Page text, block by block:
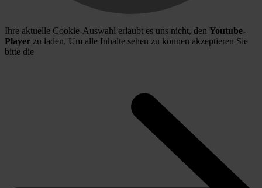
Ihre aktuelle Cookie-Auswahl erlaubt es uns nicht, den Youtube-
Player zu laden. Um alle Inhalte sehen zu können akzeptieren Sie
bitte die